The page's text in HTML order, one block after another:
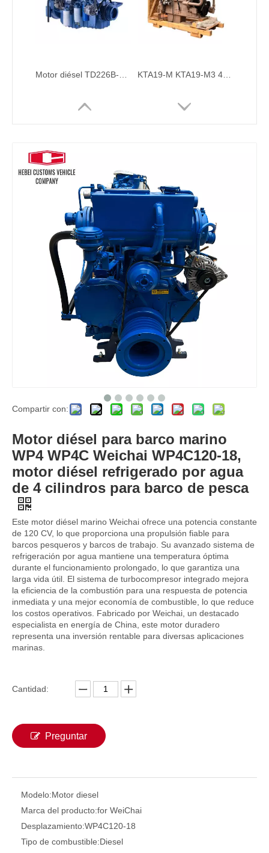
Para Weichai D226B-3C1 motor diésel marino refrigerado por agua 48hp 1800rpm para barcos refrigeración por agua posenfriamiento turboalimentado
Motor diésel marino WD10C190-15 WD10C200-21, 6 cilindros, maquinaria de ingeniería refrigerada por agua, motor diésel marino para barcos industriales con bomba de agua Motor diésel marino WD10C170-15, 6 cilindros, maquinaria de ingeniería refrigerada por agua, motor diésel marino para barcos industriales con bomba de agua
Motor diésel marino de 6 cilindros, maquinaria de ingeniería WHM6160 refrigerada por agua, motor diésel marino Motor diésel marino de 6 cilindros, maquinaria de ingeniería WD618.C-16 refrigerada por agua, motor diésel marino
Compartir con:
Motor diésel para barco marino
WP4 WP4C Weichai WP4C120-18,
motor diésel refrigerado por agua
de 4 cilindros para barco de pesca
Este motor diésel marino Weichai ofrece una potencia constante
de 120 CV, lo que proporciona una propulsión fiable para
barcos pesqueros y barcos de trabajo. Su avanzado sistema de
refrigeración por agua mantiene una temperatura óptima
durante el funcionamiento prolongado, lo que garantiza una
larga vida útil. El sistema de turbocompresor integrado mejora
la eficiencia de la combustión para una respuesta de potencia
inmediata y una mejor economía de combustible, lo que reduce
los costos operativos. Fabricado por Weichai, un destacado
especialista en energía de China, este motor duradero
representa una inversión rentable para diversas aplicaciones
marinas.
Cantidad:
Preguntar
Modelo:Motor diesel
Marca del producto:for WeiChai
Desplazamiento:WP4C120-18
Tipo de combustible:Diesel